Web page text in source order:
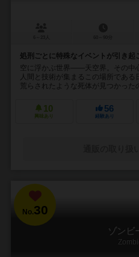
処刑ごとに特殊なイベントが引き起
空に浮かぶ世界――天空界。その
人間と技術が集まるこの場所であ
荒らされたような死体が見つかった
10
興味あり
56
経験あり
No.30
ゾンビ